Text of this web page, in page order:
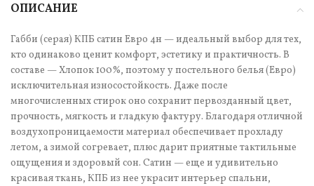
ОПИСАНИЕ
Габби (серая) КПБ сатин Евро 4н — идеальный выбор для тех,
кто одинаково ценит комфорт, эстетику и практичность. В
составе — Хлопок 100%, поэтому у постельного белья (Евро)
исключительная износостойкость. Даже после
многочисленных стирок оно сохранит первозданный цвет,
прочность, мягкость и гладкую фактуру. Благодаря отличной
воздухопроницаемости материал обеспечивает прохладу
летом, а зимой согревает, плюс дарит приятные тактильные
ощущения и здоровый сон. Сатин — еще и удивительно
красивая ткань, КПБ из нее украсит интерьер спальни,